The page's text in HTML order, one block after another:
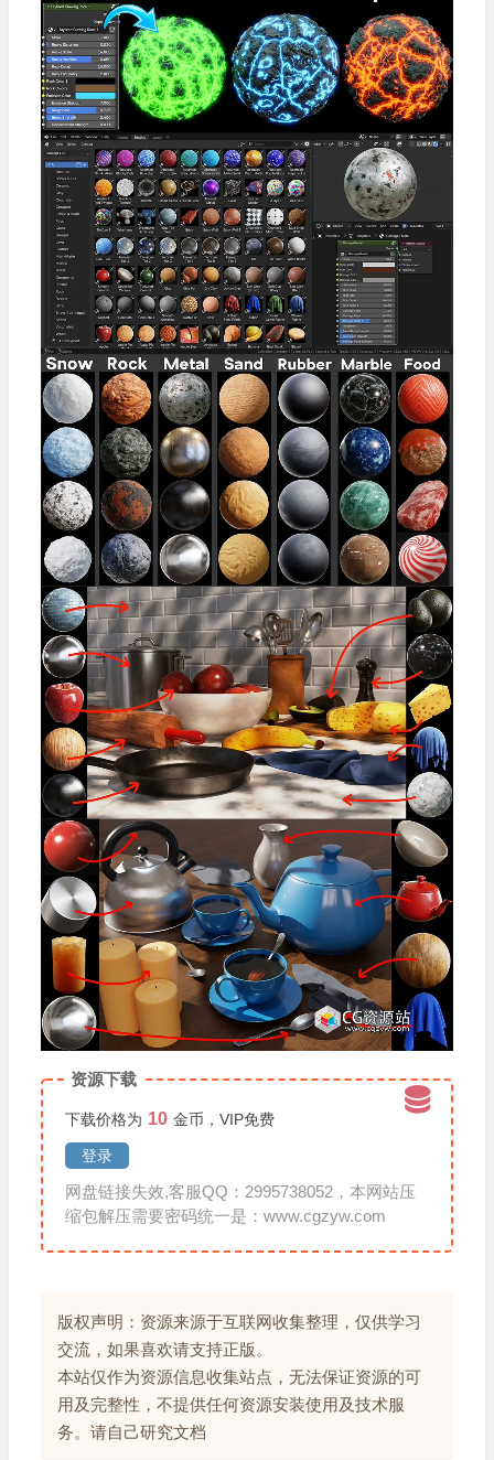
资源下载
下载价格为 10 金币，VIP免费
登录
网盘链接失效,客服QQ：2995738052，本网站压
缩包解压需要密码统一是：www.cgzyw.com
版权声明：资源来源于互联网收集整理，仅供学习
交流，如果喜欢请支持正版。
本站仅作为资源信息收集站点，无法保证资源的可
用及完整性，不提供任何资源安装使用及技术服
务。请自己研究文档